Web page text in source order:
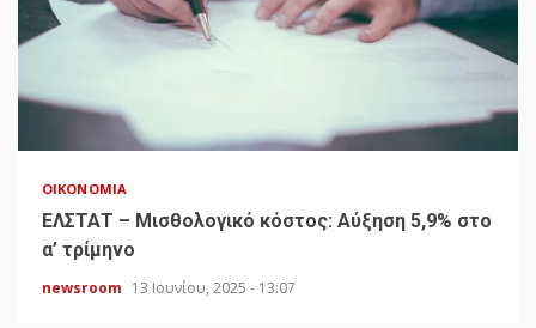
ΟΙΚΟΝΟΜΊΑ
ΕΛΣΤΑΤ – Μισθολογικό κόστος: Αύξηση 5,9% στο
α’ τρίμηνο
newsroom 13 Ιουνίου, 2025 - 13:07